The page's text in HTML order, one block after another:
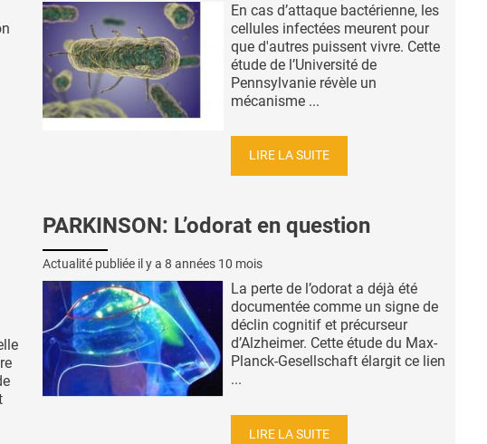
En cas d’attaque bactérienne, les
cellules infectées meurent pour
que d'autres puissent vivre. Cette
étude de l’Université de
Pennsylvanie révèle un
mécanisme ...
LIRE LA SUITE
PARKINSON: L’odorat en question
Actualité publiée il y a 8 années 10 mois
La perte de l’odorat a déjà été
documentée comme un signe de
déclin cognitif et précurseur
d’Alzheimer. Cette étude du Max-
Planck-Gesellschaft élargit ce lien
...
LIRE LA SUITE